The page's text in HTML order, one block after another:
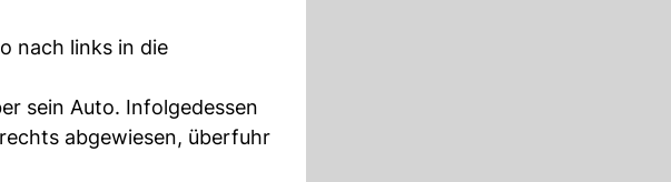
nach links in die
sein Auto. Infolgedessen
abgewiesen, überfuhr